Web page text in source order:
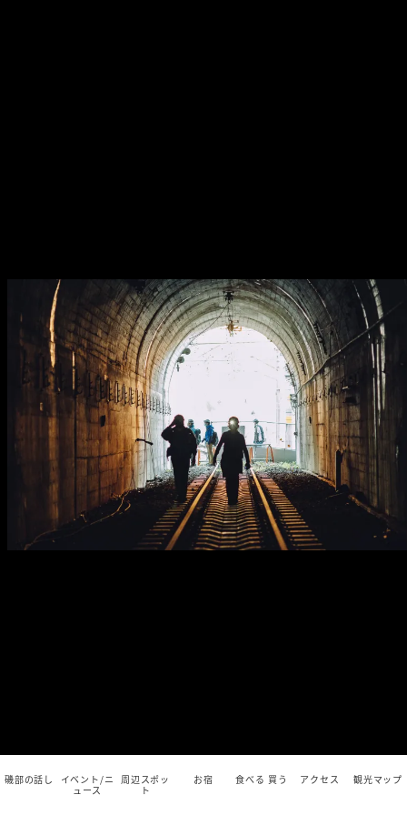
磯部の話し
イベント/ニ
ュース
周辺スポッ
ト
お宿 食べる 買う アクセス 観光マップ